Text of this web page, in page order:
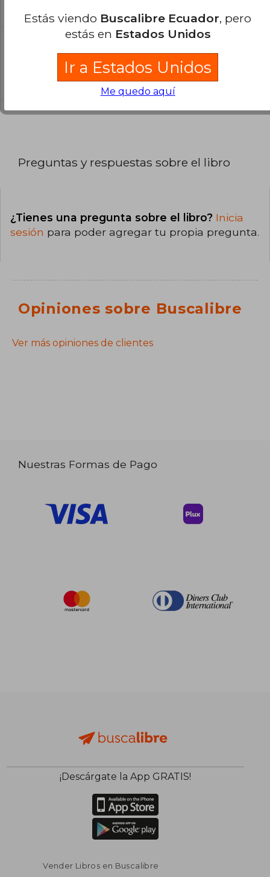
La encuadernación de esta edición es Tapa
Preguntas y respuestas sobre el libro
¿Tienes una pregunta sobre el libro? Inicia
sesión para poder agregar tu propia pregunta.
Opiniones sobre Buscalibre
Ver más opiniones de clientes
Nuestras Formas de Pago
¡Descárgate la App GRATIS!
Vender Libros en Buscalibre
Estás viendo Buscalibre Ecuador, pero
estás en Estados Unidos
Ir a Estados Unidos
Me quedo aquí